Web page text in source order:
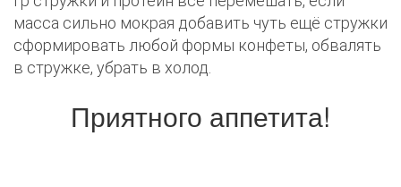
масса сильно мокрая добавить чуть ещё стружки
сформировать любой формы конфеты, обвалять
в стружке, убрать в холод.
Приятного аппетита!